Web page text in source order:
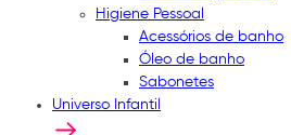
Higiene Pessoal
Acessórios de banho
Óleo de banho
Sabonetes
Universo Infantil